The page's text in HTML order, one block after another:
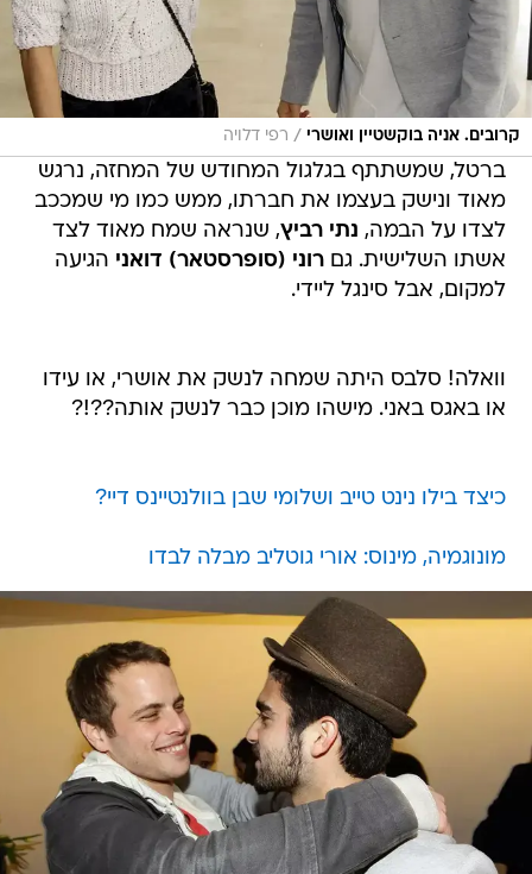
קרובים. אניה בוקשטיין ואושרי / רפי דלויה
ברטל, שמשתתף בגלגול המחודש של המחזה, נרגש
מאוד ונישק בעצמו את חברתו, ממש כמו מי שמככב
לצדו על הבמה, נתי רביץ, שנראה שמח מאוד לצד
אשתו השלישית. גםרוני (סופרסטאר) דואני הגיעה
למקום, אבל סינגל ליידי.
וואלה! סלבס היתה שמחה לנשק את אושרי, או עידו
או באגס באני. מישהו מוכן כבר לנשק אותה??!?
כיצד בילו נינט טייב ושלומי שבן בוולנטיינס דיי?
מונוגמיה, מינוס: אורי גוטליב מבלה לבדו